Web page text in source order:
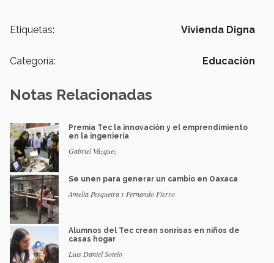
Etiquetas: Vivienda Digna
Categoría: Educación
Notas Relacionadas
Premia Tec la innovación y el emprendimiento
en la ingeniería
Gabriel Vázquez
Se unen para generar un cambio en Oaxaca
Amelia Pesqueira y Fernando Fierro
Alumnos del Tec crean sonrisas en niños de
casas hogar
Luis Daniel Sotelo